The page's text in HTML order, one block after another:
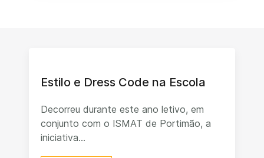
Estilo e Dress Code na Escola
Decorreu durante este ano letivo, em
conjunto com o ISMAT de Portimão, a
iniciativa...